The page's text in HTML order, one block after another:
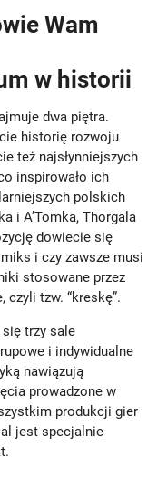
Wam
w historii
dwa piętra.
historię rozwoju
też najsłynniejszych
inspirowało ich
polskich
i A’Tomka, Thorgala
dowiecie się
i czy zawsze musi
stosowane przez
tzw. “kreskę”.
się trzy sale
i indywidualne
nawiązują
prowadzone w
produkcji gier
jest specjalnie